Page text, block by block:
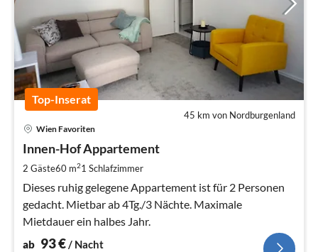
Top-Inserat
45 km von Nordburgenland
Wien Favoriten
Innen-Hof Appartement
2 Gäste60 m21 Schlafzimmer
Dieses ruhig gelegene Appartement ist für 2 Personen
gedacht. Mietbar ab 4Tg./3 Nächte. Maximale
Mietdauer ein halbes Jahr.
ab 93€/ Nacht